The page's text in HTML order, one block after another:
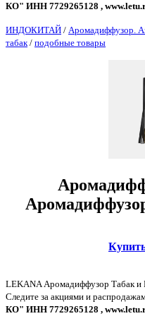
КО" ИНН 7729265128 ,
ИНДОКИТАЙ / Аромадиффузор.
табак/ подобные товары
LEKANA Аромадиффузор Табак и
Следите за акциями и
КО" ИНН 7729265128 ,